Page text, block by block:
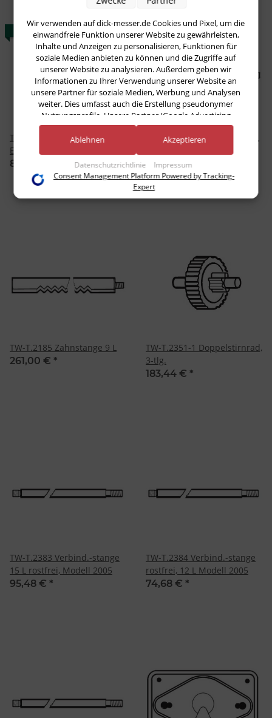
AUF LAGER
TW-T.15 Ritzelwelle, rostfrei
Einh.-Gr.
85,80 €
TW-T.2173 Zahnstange, 15 L
TW-T.2185 Zahnstange 9 L
261,00 € *
TW-T.2351-1 Doppelstirnrad,
3-tlg.
183,44 € *
TW-T.2383 Verbind.-stange
15 L rostfrei, Modell 2005
95,48 € *
TW-T.2384 Verbind.-stange
rostfrei, 12 L Modell 2005
74,68 € *
Wir verwenden auf dick-messer.de Cookies und Pixel, um die
einwandfreie Funktion unserer Website zu gewährleisten,
Inhalte und Anzeigen zu personalisieren, Funktionen für
soziale Medien anbieten zu können und die Zugriffe auf
unserer Website zu analysieren. Außerdem geben wir
Informationen zu Ihrer Verwendung unserer Website an
unsere Partner für soziale Medien, Werbung und Analysen
weiter. Dies umfasst auch die Erstellung pseudonymer
Nutzungsprofile. Unsere Partner (Google Advertising
Products) führen diese Informationen möglicherweise mit
weiteren Daten zusammen, die Sie ihnen bereitgestellt haben
im Rahmen Ihrer Nutzung der Dienste gesammelt haben
(bspw. Nutzungsdaten anderer Geräte). Ihre Einwilligung zur
Nutzung von Cookies und Pixeln können Sie jederzeit
Speichern von oder Zugriff auf Informationen auf einem Endgerät
Verwendung reduzierter Daten zur Auswahl von Werbeanzeigen
Erstellung von Profilen für personalisierte Werbung
Verwendung von Profilen zur Auswahl personalisierter Werbung
Erstellung von Profilen zur Personalisierung von Inhalten
Verwendung von Profilen zur Auswahl personalisierter Inhalte
von Daten aus verschiedenen Quellen
Entwicklung und Verbesserung der Angebote
Verwendung reduzierter Daten zur Auswahl von Inhalten
Datenschutzrichtlinie Impressum
Ablehnen Akzeptieren
Consent Management Platform Powered by Tracking-
Expert